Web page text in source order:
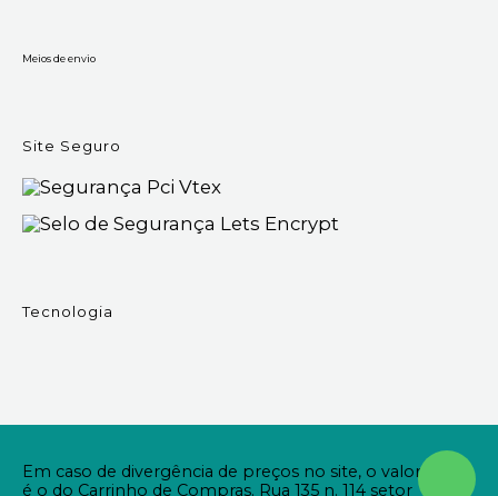
Meios de envio
Site Seguro
Tecnologia
Em caso de divergência de preços no site, o valor válido
é o do Carrinho de Compras. Rua 135 n. 114 setor